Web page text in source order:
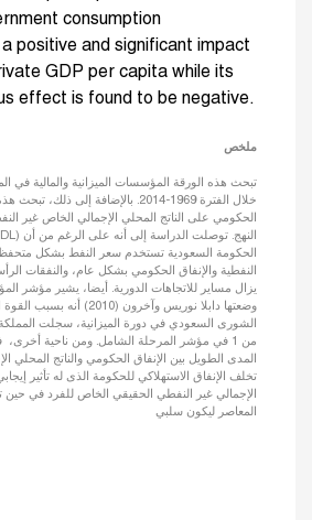
consumption
positive and significant impact
GDP per capita while its
effect is found to be negative.
ملخص
تبحث هذه الورقة المؤسسات الميزانية والمالية في
خلال الفترة 1969-2014. بالإضافة إلى
الحكومي على الناتج المحلي الإجمالي الخاص غير
الحكومة السعودية تستخدم سعر النفط بشكل متحفظ
النفطية والإنفاق الحكومي بشكل عام، والنفقات
يزال مساير للاتجاهات الدورية. أيضا، يشير مؤشر
وضعتها دابلا نوريس وآخرون
من 1 في مؤشر المرحلة الشامل. ومن ناحية أخرى،
المدى الطويل بين الإنفاق الحكومي والناتج المحلي
تخلف الإنفاق الاستهلاكي للحكومة الذى له تأثير
الإجمالي غير النفطي الحقيقي الخاص للفرد في حين
المعاصر ليكون سلبي